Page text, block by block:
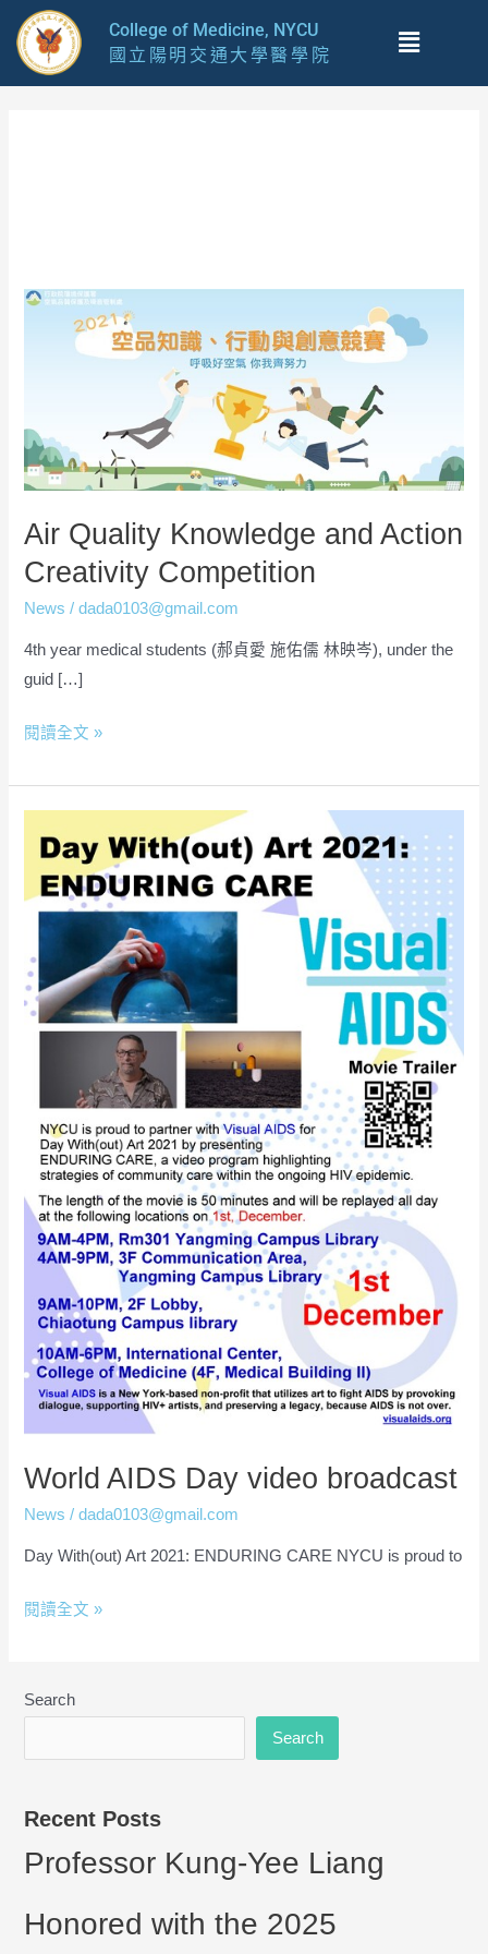
College of Medicine, NYCU
國立陽明交通大學醫學院
Menu
Air Quality Knowledge and Action
Creativity Competition
News /dada0103@gmail.com
4th year medical students (郝貞愛 施佑儒 林映岑), under the
guid […]
Air
Knowledge
Creativity
Competition
閱讀全文 »
World AIDS Day video broadcast
News /dada0103@gmail.com
Day With(out) Art 2021: ENDURING CARE NYCU is proud to
AIDS
Day
video
閱讀全文 »
Search
Search
Recent Posts
Professor Kung-Yee Liang
Honored with the 2025